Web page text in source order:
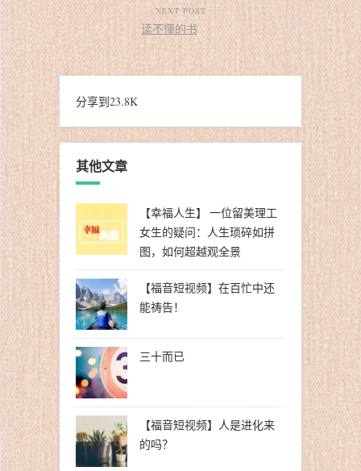
NEXT POST
读不懂的书
分享到23.8K
其他文章
【幸福人生】 一位留美理工
女生的疑问：人生琐碎如拼
图，如何超越观全景
【福音短视频】在百忙中还
能祷告！
三十而已
【福音短视频】人是进化来
的吗？